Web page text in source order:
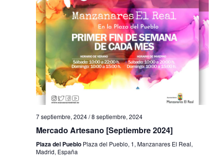
7 septiembre, 2024/8 septiembre, 2024
Mercado Artesano [Septiembre 2024]
Plaza del Pueblo Plaza del Pueblo, 1, Manzanares El Real,
Madrid, España